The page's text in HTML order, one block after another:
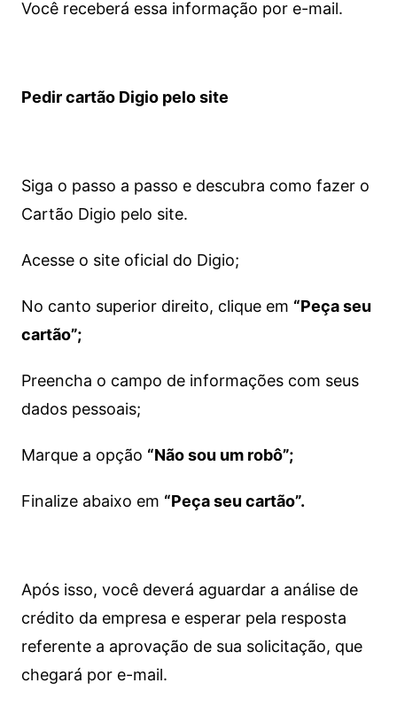
Você receberá essa informação por e-mail.
Pedir cartão Digio pelo site
Siga o passo a passo e descubra como fazer o
Cartão Digio pelo site.
Acesse o site oficial do Digio;
No canto superior direito, clique em “Peça seu
cartão”;
Preencha o campo de informações com seus
dados pessoais;
Marque a opção “Não sou um robô”;
Finalize abaixo em “Peça seu cartão”.
Após isso, você deverá aguardar a análise de
crédito da empresa e esperar pela resposta
referente a aprovação de sua solicitação, que
chegará por e-mail.